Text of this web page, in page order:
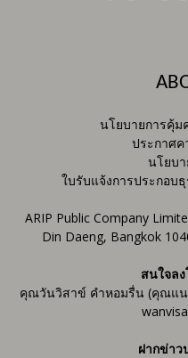
นโยบายการคุ้
ประกาศค
นโยบ
ใบรับแจ้งการประกอบ
ARIP Public Company
Din Daeng, Bangkok
สนใจล
คุณวันวิสาข์ คำหอมรื่น (คุณแน
ฝากข่า